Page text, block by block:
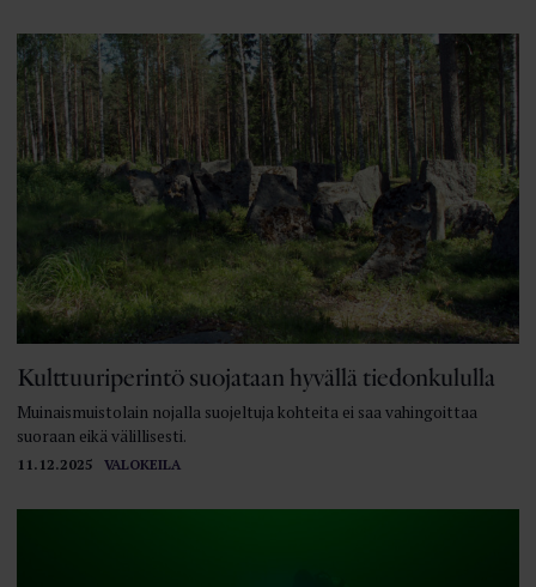
11.12.2025 VALOKEILA
Kulttuuriperintö suojataan hyvällä tiedonkululla
Muinaismuistolain nojalla suojeltuja kohteita ei saa vahingoittaa
suoraan eikä välillisesti.